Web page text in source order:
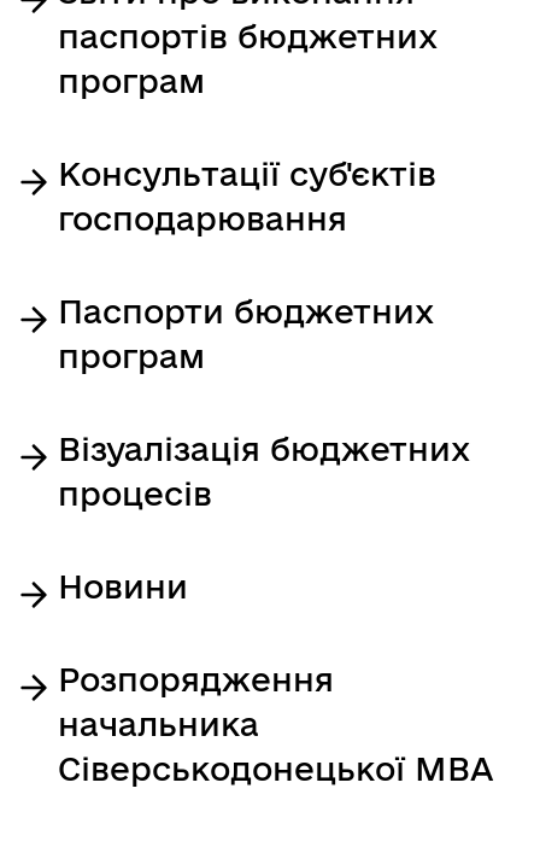
паспортів бюджетних
програм
Консультації суб'єктів
господарювання
Паспорти бюджетних
програм
Візуалізація бюджетних
процесів
Новини
Розпорядження
начальника
Сіверськодонецької МВА